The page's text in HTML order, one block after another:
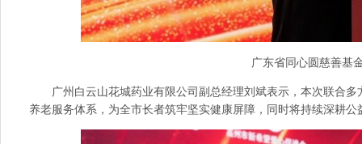
广东省同心圆慈善基
广州白云山花城药业有限公司副总经理刘斌表示，本次联合
养老服务体系，为全市长者筑牢坚实健康屏障，同时将持续深耕